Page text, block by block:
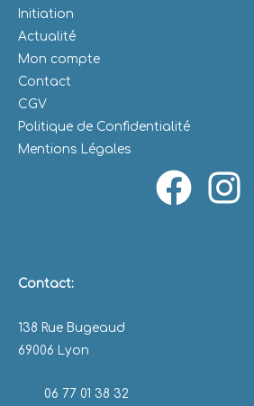
Initiation
Actualité
Mon compte
Contact
CGV
Politique de Confidentialité
Mentions Légales
Contact:
138 Rue Bugeaud
69006 Lyon
06 77 01 38 32